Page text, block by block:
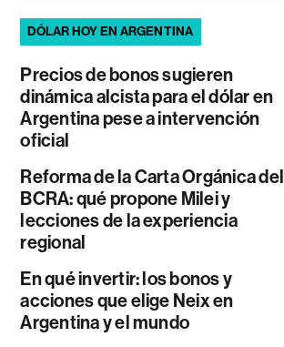
DÓLAR HOY EN ARGENTINA
Precios de bonos sugieren
dinámica alcista para el dólar en
Argentina pese a intervención
oficial
Reforma de la Carta Orgánica del
BCRA: qué propone Milei y
lecciones de la experiencia
regional
En qué invertir: los bonos y
acciones que elige Neix en
Argentina y el mundo